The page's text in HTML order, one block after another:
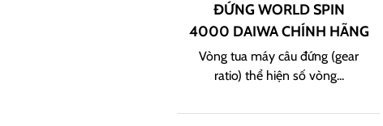
ĐỨNG WORLD SPIN
4000 DAIWA CHÍNH HÃNG
Vòng tua máy câu đứng (gear
ratio) thể hiện số vòng...